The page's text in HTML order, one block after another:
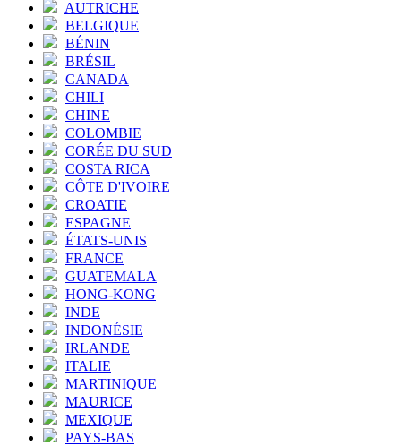
AUTRICHE
BELGIQUE
BÉNIN
BRÉSIL
CANADA
CHILI
CHINE
COLOMBIE
CORÉE DU SUD
COSTA RICA
CÔTE D'IVOIRE
CROATIE
ESPAGNE
ÉTATS-UNIS
FRANCE
GUATEMALA
HONG-KONG
INDE
INDONÉSIE
IRLANDE
ITALIE
MARTINIQUE
MAURICE
MEXIQUE
PAYS-BAS